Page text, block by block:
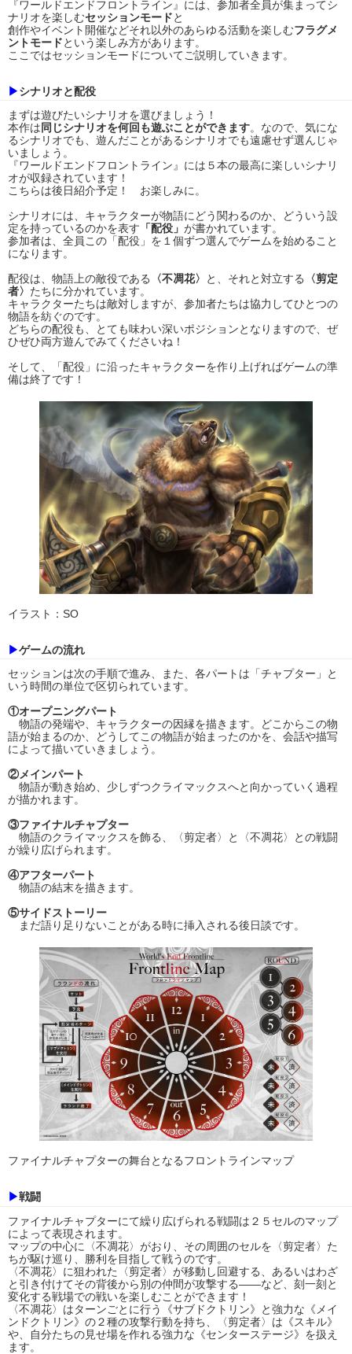
『ワールドエンドフロントライン』には、参加者全員が集まってシ
ナリオを楽しむセッションモードと
創作やイベント開催などそれ以外のあらゆる活動を楽しむフラグメ
ントモードという楽しみ方があります。
ここではセッションモードについてご説明していきます。
▶シナリオと配役
まずは遊びたいシナリオを選びましょう！
本作は同じシナリオを何回も遊ぶことができます。なので、気にな
るシナリオでも、遊んだことがあるシナリオでも遠慮せず選んじゃ
いましょう。
『ワールドエンドフロントライン』には５本の最高に楽しいシナリ
オが収録されています！
こちらは後日紹介予定！ お楽しみに。
シナリオには、キャラクターが物語にどう関わるのか、どういう設
定を持っているのかを表す 「配役」 が書かれています。
参加者は、全員この「配役」を１個ずつ選んでゲームを始めること
になります。
配役は、物語上の敵役である
〈不凋花〉 と、それと対立する
〈剪定
者〉 たちに分かれています。
キャラクターたちは敵対しますが、参加者たちは協力してひとつの
物語を紡ぐのです。
どちらの配役も、とても味わい深いポジションとなりますので、ぜ
ひぜひ両方遊んでみてくださいね！
そして、「配役」に沿ったキャラクターを作り上げればゲームの準
備は終了です！
イラスト：SO
▶ゲームの流れ
セッションは次の手順で進み、また、各パートは「チャプター」と
いう時間の単位で区切られています。
①オープニングパート
物語の発端や、キャラクターの因縁を描きます。どこからこの物
語が始まるのか、どうしてこの物語が始まったのかを、会話や描写
によって描いていきましょう。
②メインパート
物語が動き始め、少しずつクライマックスへと向かっていく過程
が描かれます。
③ファイナルチャプター
物語のクライマックスを飾る、〈剪定者〉と〈不凋花〉との戦闘
が繰り広げられます。
④アフターパート
物語の結末を描きます。
⑤サイドストーリー
まだ語り足りないことがある時に挿入される後日談です。
ファイナルチャプターの舞台となるフロントラインマップ
▶戦闘
ファイナルチャプターにて繰り広げられる戦闘は２５セルのマップ
によって表現されます。
マップの中心に〈不凋花〉がおり、その周囲のセルを〈剪定者〉た
ちが駆け巡り、勝利を目指して戦うのです。
〈不凋花〉に狙われた〈剪定者〉が移動し回避する、あるいはわざ
と引き付けてその背後から別の仲間が攻撃する――など、刻一刻と
変化する戦場での戦いを楽しむことができます！
〈不凋花〉はターンごとに行う《サブドクトリン》と強力な《メイ
ンドクトリン》の２種の攻撃行動を持ち、〈剪定者〉は《スキル》
や、自分たちの見せ場を作れる強力な《センターステージ》を扱え
ます。